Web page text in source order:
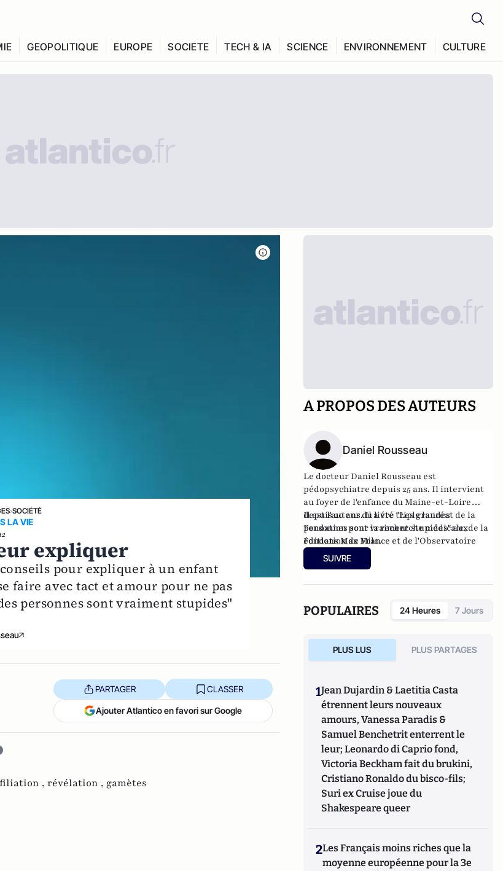
GEOPOLITIQUE EUROPE SOCIETE TECH & IA SCIENCE ENVIRONNEMENT CULTURE
›SOCIÉTÉ
LA VIE
expliquer
pour expliquer à un enfant
faire avec tact et amour pour ne pas
personnes sont vraiment stupides"
PARTAGER CLASSER
Ajouter Atlantico en favori sur Google
filiation , révélation , gamètes
A PROPOS DES AUTEURS
Daniel Rousseau
Le docteur Daniel Rousseau est
pédopsychiatre depuis 25 ans. Il intervient
au foyer de l'enfance du Maine-et-Loire
depuis 20 ans. Il a été triple lauréat de la
Fondation pour la recherche médicale, de la
Fondation de France et de l'Observatoire
national de l'enfance en danger pour ses
travaux de recherche sur les enfants de
Il est l'auteur du livre "Les grandes
personnes sont vraiment stupides" aux
éditions Max Milo.
SUIVRE
POPULAIRES 24 Heures 7 Jours
PLUS LUS PLUS PARTAGES
1Jean Dujardin & Laetitia Casta
étrennent leurs nouveaux
amours, Vanessa Paradis &
Samuel Benchetrit enterrent le
leur; Leonardo di Caprio fond,
Victoria Beckham fait du brukini,
Cristiano Ronaldo du bisco-fils;
Suri ex Cruise joue du
Shakespeare queer
2Les Français moins riches que la
moyenne européenne pour la 3e